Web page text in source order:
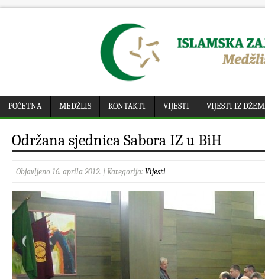
POČETNA MEDŽLIS KONTAKTI VIJESTI VIJESTI IZ
Održana sjednica Sabora IZ u BiH
Objavljeno 16. aprila 2012. | Kategorija: Vijesti